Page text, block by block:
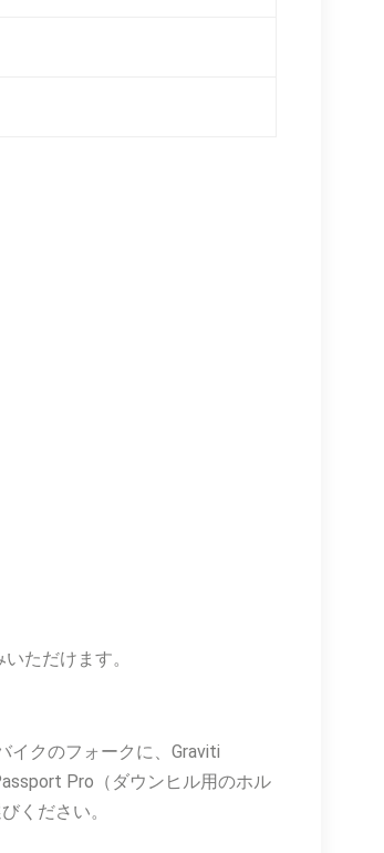
ただけます。
クのフォークに、Graviti
Pro（ダウンヒル用のホル
ください。